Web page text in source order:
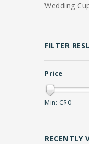
Wedding
FILTER
Price
Min: C$0
RECENTLY